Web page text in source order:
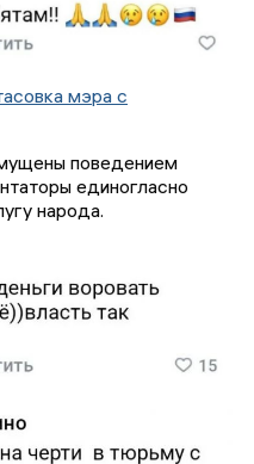
мэра с
поведением
единогласно
народа.